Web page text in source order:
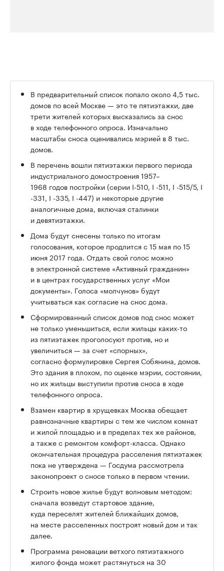
В предварительный список попало около 4,5 тыс.
домов по всей Москве — это те пятиэтажки, две
трети жителей которых высказались за снос
в ходе телефонного опроса. Изначально
масштабы сноса оценивались мэрией в 8 тыс.
домов.
В перечень вошли пятиэтажки первого периода
индустриального домостроения 1957–
1968 годов постройки (серии I-510, I -511, I -515/5, I
-331, I -335, I -447) и некоторые другие
аналогичные дома, включая сталинки
и девятиэтажки.
Дома будут снесены только по итогам
голосования, которое продлится с 15 мая по 15
июня 2017 года. Отдать свой голос можно
в электронной системе «Активный гражданин»
и в центрах государственных услуг «Мои
документы». Голоса «молчунов» будут
учитываться как согласие на снос дома.
Сформированный список домов под снос может
не только уменьшиться, если жильцы каких-то
из пятиэтажек проголосуют против, но и
увеличиться — за счет «спорных»,
согласно формулировке Сергея Собянина, домов.
Это здания в плохом, по оценке мэрии, состоянии,
но их жильцы выступили против сноса в ходе
телефонного опроса.
Взамен квартир в хрущевках Москва обещает
равнозначные квартиры с тем же числом комнат
и жилой площадью и в пределах тех же районов,
а также с ремонтом комфорт-класса. Однако
окончательная процедура расселения пятиэтажек
пока не утверждена — Госдума рассмотрела
законопроект о сносе только в первом чтении.
Строить новое жилье будут волновым методом:
сначала возведут стартовое здание,
куда переселят жителей ближайших домов,
на месте расселенных построят новый дом и так
далее.
Программа реновации ветхого пятиэтажного
жилого фонда может растянуться на 30